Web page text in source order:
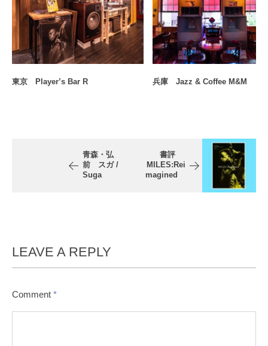
東京 Player’s Bar R 兵庫 Jazz & Coffee M&M
青森・弘
前 スガ /
Suga
書評
MILES:Rei
magined
LEAVE A REPLY
Comment *